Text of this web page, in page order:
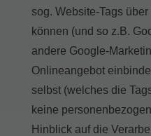
sog. Website-Tags
können (und so z.B.
andere Google-
Onlineangebot
selbst (welches die
keine
Hinblick auf die